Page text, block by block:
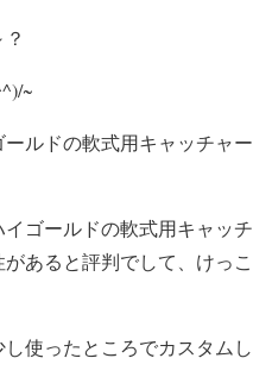
~
ルドの軟式用キャッチャー
ゴールドの軟式用キャッチ
あると評判でして、けっこ
使ったところでカスタムし